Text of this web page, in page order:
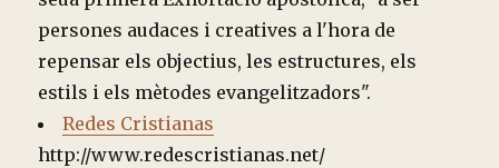
persones audaces i creatives a l'hora de
repensar els objectius, les estructures, els
estils i els mètodes evangelitzadors".
Redes Cristianas
http://www.redescristianas.net/